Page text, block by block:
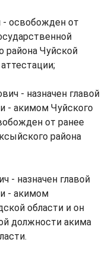
освобожден от
района Чуйской
- назначен главой
- акимом Чуйского
от ранее
района
- назначен главой
- акимом
области и он
должности акима